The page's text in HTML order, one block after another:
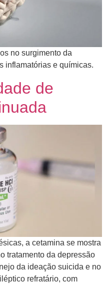
no surgimento da
inflamatórias e químicas.
de
a cetamina se mostra
tratamento da depressão
da ideação suicida e no
refratário, com